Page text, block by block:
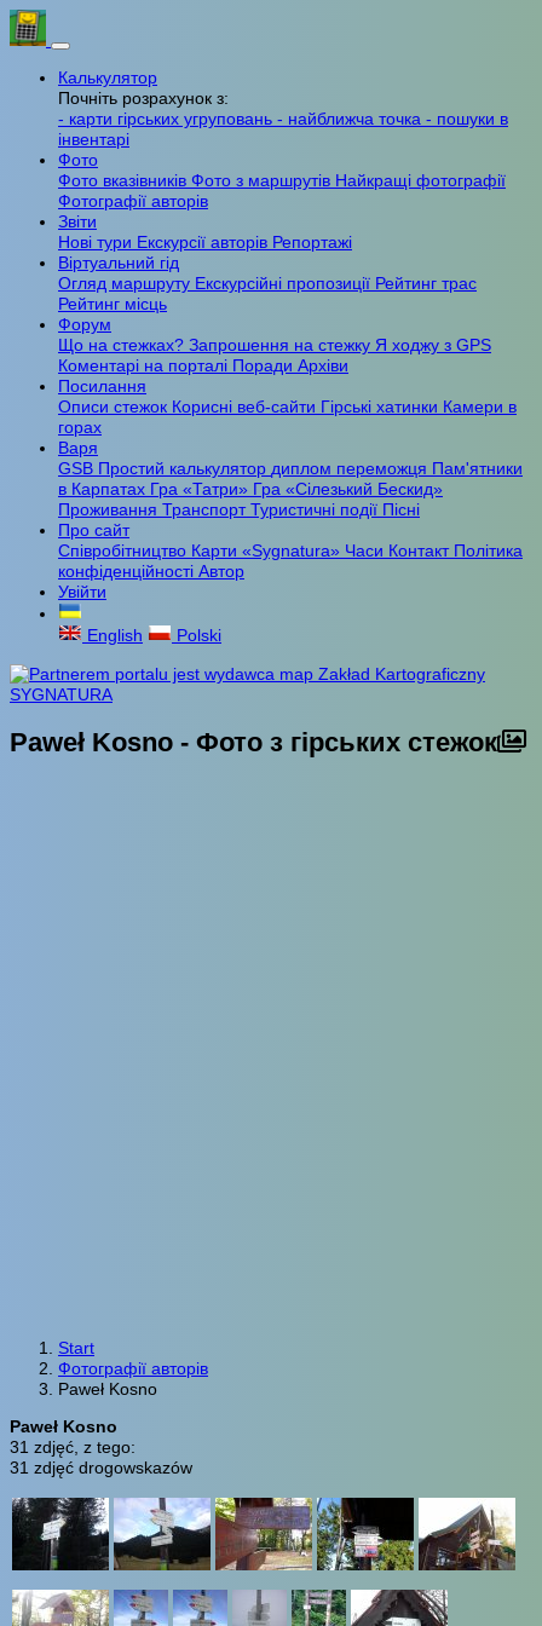
Калькулятор
Почніть розрахунок з:
- карти гірських угруповань - найближча точка - пошуки в
інвентарі
Фото
Фото вказівників Фото з маршрутів Найкращі фотографії
Фотографії авторів
Звіти
Нові тури Екскурсії авторів Репортажі
Віртуальний гід
Огляд маршруту Екскурсійні пропозиції Рейтинг трас
Рейтинг місць
Форум
Що на стежках? Запрошення на стежку Я ходжу з GPS
Коментарі на порталі Поради Архіви
Посилання
Описи стежок Корисні веб-сайти Гірські хатинки Камери в
горах
Варя
GSB Простий калькулятор диплом переможця Пам'ятники
в Карпатах Гра «Татри» Гра «Сілезький Бескид»
Проживання ТранспортТуристичні події Пісні
Про сайт
Співробітництво Карти «Sygnatura» Часи Контакт Політика
конфіденційності Автор
Увійти
English Polski
Paweł Kosno - Фото з гірських стежок
Start
Фотографії авторів
Paweł Kosno
Paweł Kosno
31 zdjęć, z tego:
31 zdjęć drogowskazów